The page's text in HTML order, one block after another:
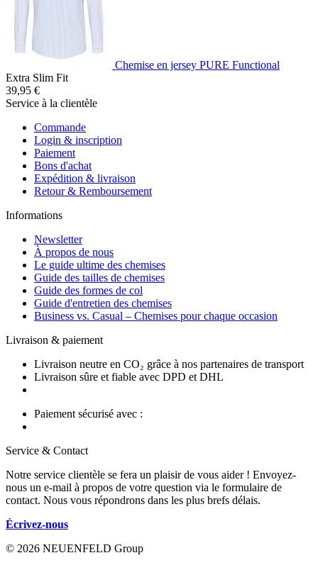
Chemise en jersey PURE Functional
Extra Slim Fit
39,95 €
Service à la clientèle
Commande
Login & inscription
Paiement
Bons d'achat
Expédition & livraison
Retour & Remboursement
Informations
Newsletter
À propos de nous
Le guide ultime des chemises
Guide des tailles de chemises
Guide des formes de col
Guide d'entretien des chemises
Business vs. Casual – Chemises pour chaque occasion
Livraison & paiement
Livraison neutre en CO₂ grâce à nos partenaires de transport
Livraison sûre et fiable avec DPD et DHL
Paiement sécurisé avec :
Service & Contact
Notre service clientèle se fera un plaisir de vous aider ! Envoyez-
nous un e-mail à propos de votre question via le formulaire de
contact. Nous vous répondrons dans les plus brefs délais.
Écrivez-nous
© 2026 NEUENFELD Group